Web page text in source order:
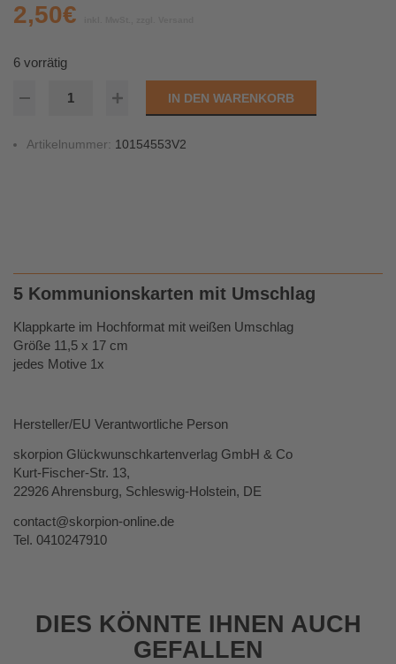
2,50€
6 vorrätig
IN DEN WARENKORB
Artikelnummer: 10154553V2
5 Kommunionskarten mit Umschlag
Klappkarte im Hochformat mit weißen Umschlag
Größe 11,5 x 17 cm
jedes Motive 1x
Hersteller/EU Verantwortliche Person
skorpion Glückwunschkartenverlag GmbH & Co
Kurt-Fischer-Str. 13,
22926 Ahrensburg, Schleswig-Holstein, DE
contact@skorpion-online.de
Tel. 0410247910
DIES KÖNNTE IHNEN AUCH
GEFALLEN